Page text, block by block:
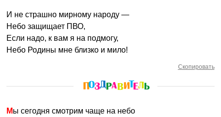
И не страшно мирному народу —
Небо защищает ПВО,
Если надо, к вам я на подмогу,
Небо Родины мне близко и мило!
Скопировать
Мы сегодня смотрим чаще на небо